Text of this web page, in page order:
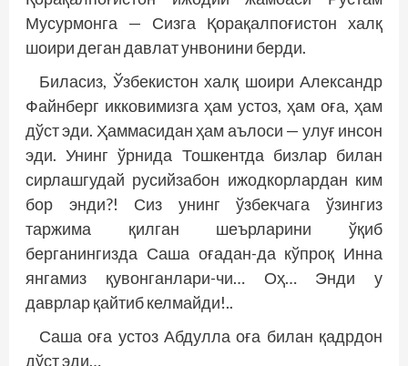
Мусурмонга — Сизга Қорақалпоғистон халқ
шоири деган давлат унвонини берди.
Биласиз, Ўзбекистон халқ шоири Александр
Файнберг икковимизга ҳам устоз, ҳам оға, ҳам
дўст эди. Ҳаммасидан ҳам аълоси — улуғ инсон
эди. Унинг ўрнида Тошкентда бизлар билан
сирлашгудай русийзабон ижодкорлардан ким
бор энди?! Сиз унинг ўзбекчага ўзингиз
таржима қилган шеърларини ўқиб
берганингизда Саша оғадан-да кўпроқ Инна
янгамиз қувонганлари-чи… Оҳ… Энди у
даврлар қайтиб келмайди!..
Саша оға устоз Абдулла оға билан қадрдон
дўст эди…